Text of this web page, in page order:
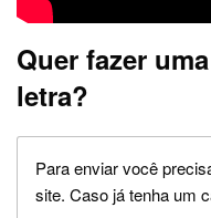
Quer fazer
letra?
Para enviar você
site. Caso já tenha um